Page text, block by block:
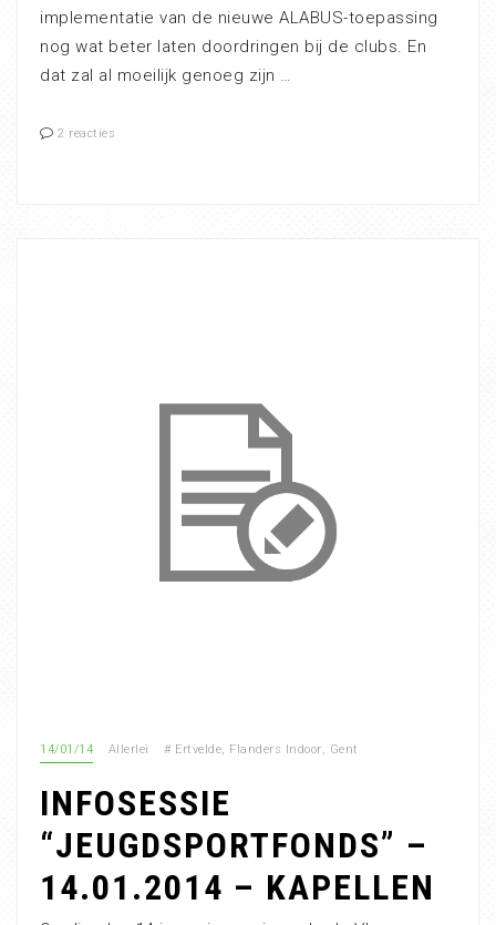
implementatie van de nieuwe ALABUS-toepassing
nog wat beter laten doordringen bij de clubs. En
dat zal al moeilijk genoeg zijn …
2 reacties
14/01/14 Allerlei # Ertvelde, Flanders Indoor, Gent
INFOSESSIE
“JEUGDSPORTFONDS” –
14.01.2014 – KAPELLEN